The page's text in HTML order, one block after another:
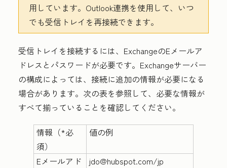
用しています。Outlook連携を使用して、いつ
でも受信トレイを再接続できます。
受信トレイを接続するには、ExchangeのEメールア
ドレスとパスワードが必要です。Exchangeサーバー
の構成によっては、接続に追加の情報が必要になる
場合があります。次の表を参照して、必要な情報が
すべて揃っていることを確認してください。
情報 （*必
須）
値の例
Eメールアド
jdo@hubspot.com/jp